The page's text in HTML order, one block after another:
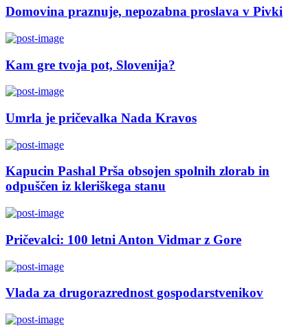
Domovina praznuje, nepozabna proslava v Pivki
Kam gre tvoja pot, Slovenija?
Umrla je pričevalka Nada Kravos
Kapucin Pashal Prša obsojen spolnih zlorab in
odpuščen iz kleriškega stanu
Pričevalci: 100 letni Anton Vidmar z Gore
Vlada za drugorazrednost gospodarstvenikov